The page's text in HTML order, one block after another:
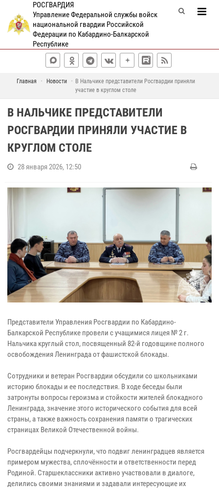
РОСГВАРДИЯ
Управление Федеральной службы войск
национальной гвардии Российской
Федерации по Кабардино-Балкарской
Республике
Главная Новости
В Нальчике представители Росгвардии приняли
участие в круглом столе
В НАЛЬЧИКЕ ПРЕДСТАВИТЕЛИ
РОСГВАРДИИ ПРИНЯЛИ УЧАСТИЕ В
КРУГЛОМ СТОЛЕ
28 января 2026, 12:50
Представители Управления Росгвардии по Кабардино-
Балкарской Республике провели с учащимися лицея № 2 г.
Нальчика круглый стол, посвященный 82-й годовщине полного
освобождения Ленинграда от фашистской блокады.
Сотрудники и ветеран Росгвардии обсудили со школьниками
историю блокады и ее последствия. В ходе беседы были
затронуты вопросы героизма и стойкости жителей блокадного
Ленинграда, значение этого исторического события для всей
страны, а также важность сохранения памяти о трагических
страницах Великой Отечественной войны.
Росгвардейцы подчеркнули, что подвиг ленинградцев является
примером мужества, сплочённости и ответственности перед
Родиной. Старшеклассники активно участвовали в диалоге,
делились своими знаниями и задавали интересующие их